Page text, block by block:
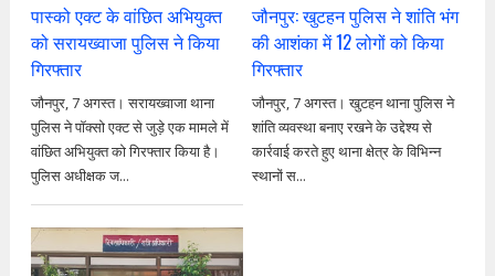
पास्को एक्ट के वांछित अभियुक्त
को सरायख्वाजा पुलिस ने किया
गिरफ्तार
जौनपुर, 7 अगस्त। सरायख्वाजा थाना
पुलिस ने पॉक्सो एक्ट से जुड़े एक मामले में
वांछित अभियुक्त को गिरफ्तार किया है।
पुलिस अधीक्षक ज...
जौनपुर: खुटहन पुलिस ने शांति भंग
की आशंका में 12 लोगों को किया
गिरफ्तार
जौनपुर, 7 अगस्त। खुटहन थाना पुलिस ने
शांति व्यवस्था बनाए रखने के उद्देश्य से
कार्रवाई करते हुए थाना क्षेत्र के विभिन्न
स्थानों स...